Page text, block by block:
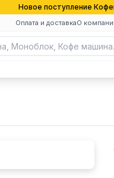
Новое поступление
Оплата и доставкаО